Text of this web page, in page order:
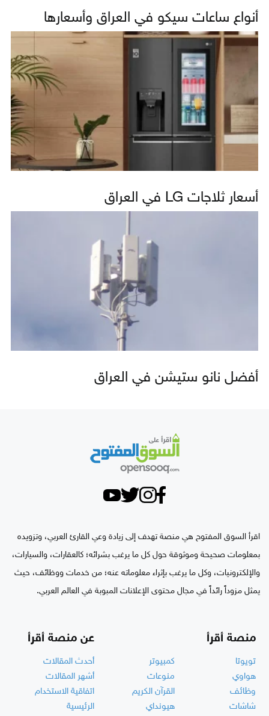
أنواع ساعات سيكو في العراق وأسعارها
أسعار ثلاجات LG في العراق
أفضل نانو ستيشن في العراق
اقرأ السوق المفتوح هي منصة تهدف إلى زيادة وعي القارئ العربي، وتزويده
بمعلومات صحيحة وموثوقة حول كل ما يرغب بشرائه؛ كالعقارات، والسيارات،
والإلكترونيات، وكل ما يرغب بإثراء معلوماته عنه؛ من خدمات ووظائف، حيث
يمثل مزوداً رائداً في مجال محتوى الإعلانات المبوبة في العالم العربي.
منصة أقرأ
تويوتا
كمبيوتر
هواوي
منوعات
وظائف
القرآن الكريم
شاشات
هيونداي
عن منصة أقرأ
أحدث المقالات
أشهر المقالات
اتفاقية الاستخدام
الرئيسية